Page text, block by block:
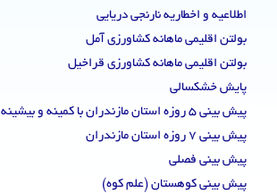
اطلاعیه و اخطاریه نارنجی دریایی
بولتن اقلیمی ماهانه کشاورزی آمل
بولتن اقلیمی ماهانه کشاورزی قراخیل
پایش خشکسالی
پیش بینی 5 روزه استان مازندران با کمینه و بیشینه دما
پیش بینی 7 روزه استان مازندران
پیش بینی فصلی
پیش بینی کوهستان (علم کوه)